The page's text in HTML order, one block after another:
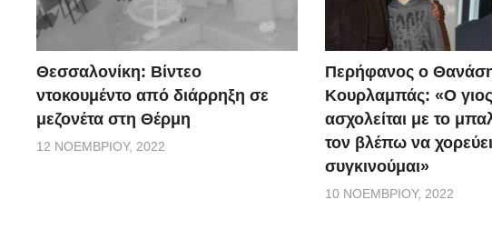
Θεσσαλονίκη: Βίντεο
ντοκουμέντο από διάρρηξη σε
μεζονέτα στη Θέρμη
12 ΝΟΕΜΒΡΊΟΥ, 2022
Περήφανος ο
Κουρλαμπάς: «Ο
ασχολείται με το
τον βλέπω να χορεύει
συγκινούμαι»
10 ΝΟΕΜΒΡΊΟΥ, 2022